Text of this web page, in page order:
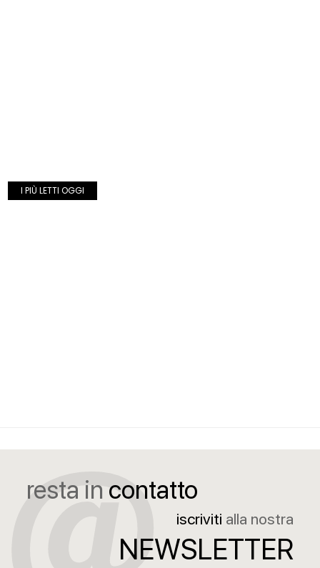
I PIÙ LETTI OGGI
resta in contatto
iscriviti alla nostra
NEWSLETTER